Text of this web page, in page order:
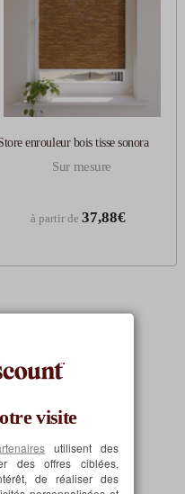
enrouleur bois tisse sonora
Sur mesure
à partir de 37,88€
visite
utilisent des
des offres ciblées,
de réaliser des